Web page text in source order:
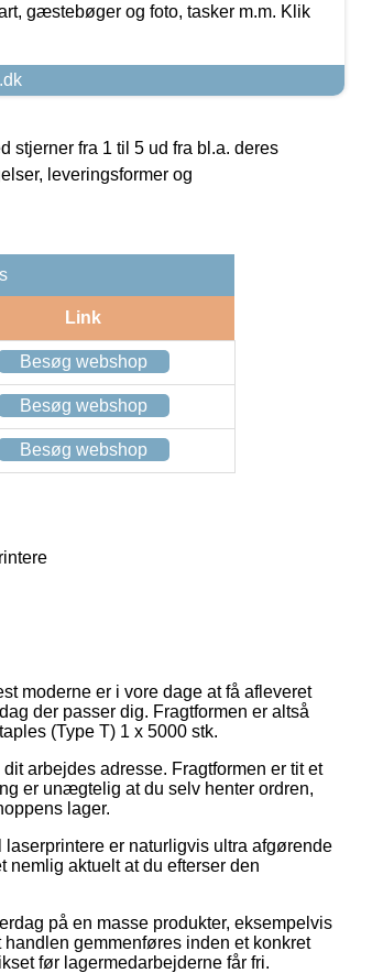
gæstebøger og foto, tasker m.m. Klik
stjerner fra 1 til 5 ud fra bl.a. deres
leveringsformer og
Link
Besøg webshop
Besøg webshop
Besøg webshop
moderne er i vore dage at få afleveret
der passer dig. Fragtformen er altså
(Type T) 1 x 5000 stk.
arbejdes adresse. Fragtformen er tit et
er unægtelig at du selv henter ordren,
lager.
er naturligvis ultra afgørende
nemlig aktuelt at du efterser den
på en masse produkter, eksempelvis
gemmenføres inden et konkret
før lagermedarbejderne får fri.